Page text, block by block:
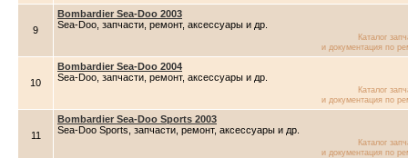
9
Bombardier Sea-Doo 2003
Sea-Doo, запчасти, ремонт, аксессуары и др.
Каталог
и документация по
10
Bombardier Sea-Doo 2004
Sea-Doo, запчасти, ремонт, аксессуары и др.
Каталог
и документация по
11
Bombardier Sea-Doo Sports 2003
Sea-Doo Sports, запчасти, ремонт, аксессуары и др.
Каталог
и документация по